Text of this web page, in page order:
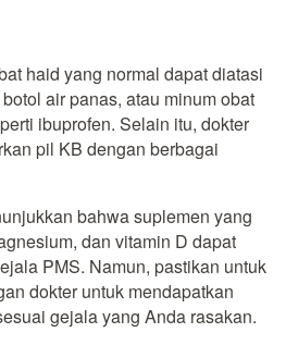
haid yang normal dapat diatasi
air panas, atau minum obat
ibuprofen. Selain itu, dokter
pil KB dengan berbagai
bahwa suplemen yang
dan vitamin D dapat
PMS. Namun, pastikan untuk
dokter untuk mendapatkan
gejala yang Anda rasakan.